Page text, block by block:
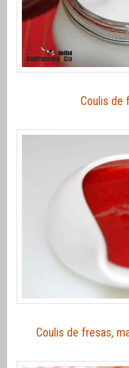
Coulis de
Coulis de fresas,